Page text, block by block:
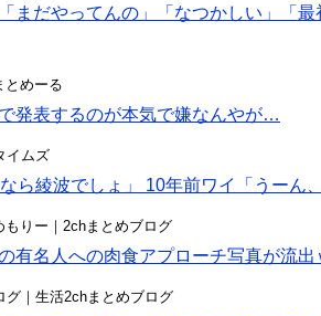
まだやってんの」「なつかしい」「
とめーる
発表するのが本気で嫌なんやが…
イムズ
ら綾波でしょ」 10年前ワイ「うーん
もりー｜2chまとめブログ
有名人への肉食アプローチ写真が流出
グ｜生活2chまとめブログ